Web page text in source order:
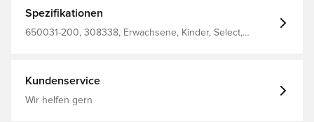
Spezifikationen
650031-200, 308338, Erwachsene, Kinder, Select,
Kundenservice
Wir helfen gern